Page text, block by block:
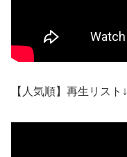
【人気順】再生リスト↓